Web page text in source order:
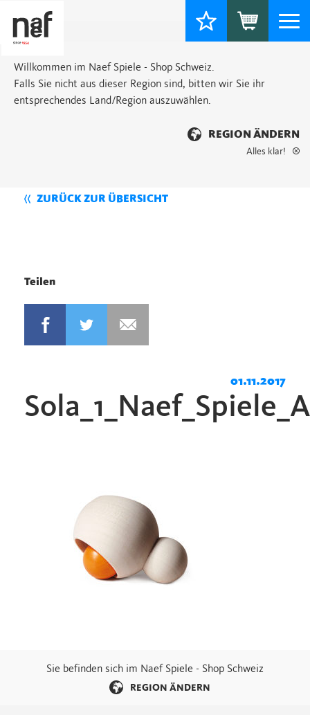
Willkommen im Naef Spiele - Shop Schweiz.
Falls Sie nicht aus dieser Region sind, bitten wir Sie ihr
entsprechendes Land/Region auszuwählen.
REGION ÄNDERN
Alles klar!
ZURÜCK ZUR ÜBERSICHT
Teilen
01.11.2017
Sie befinden sich im Naef Spiele - Shop Schweiz
REGION ÄNDERN